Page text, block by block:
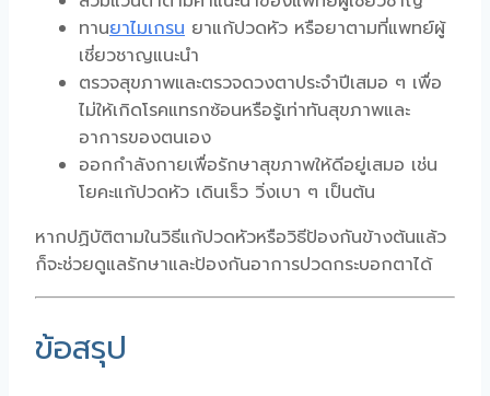
ทานยาไมเกรน ยาแก้ปวดหัว หรือยาตามที่แพทย์ผู้
เชี่ยวชาญแนะนำ
ตรวจสุขภาพและตรวจดวงตาประจำปีเสมอ ๆ เพื่อ
ไม่ให้เกิดโรคแทรกซ้อนหรือรู้เท่าทันสุขภาพและ
อาการของตนเอง
ออกกำลังกายเพื่อรักษาสุขภาพให้ดีอยู่เสมอ เช่น
โยคะแก้ปวดหัว เดินเร็ว วิ่งเบา ๆ เป็นต้น
หากปฏิบัติตามในวิธีแก้ปวดหัวหรือวิธีป้องกันข้างต้นแล้ว
ก็จะช่วยดูแลรักษาและป้องกันอาการปวดกระบอกตาได้
ข้อสรุป